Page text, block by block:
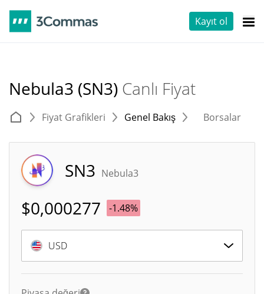
Kayıt ol
Nebula3 (SN3) Canlı Fiyat
Fiyat Grafikleri Genel Bakış Borsalar
SN3 Nebula3
$0,000277 -1.48%
USD